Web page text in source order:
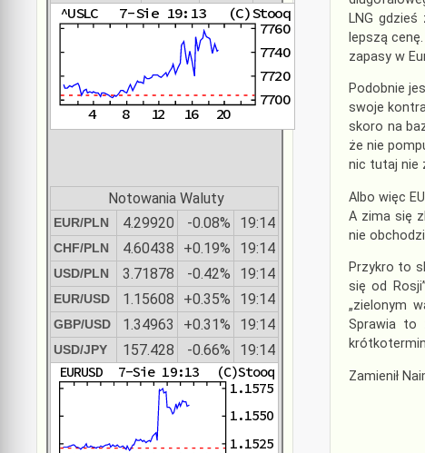
LNG
lepszą
zapasy w
Podobnie
swoje
skoro na
że nie
nic tutaj nie
Albo więc
A zima się
nie
Przykro to
się od
„zielonym
Sprawia to
Zamienił
Notowania Waluty
EUR/PLN 4.29920 -0.08% 19:14
CHF/PLN 4.60438 +0.19% 19:14
USD/PLN 3.71878 -0.42% 19:14
EUR/USD 1.15608 +0.35% 19:14
GBP/USD 1.34963 +0.31% 19:14
USD/JPY 157.428 -0.66% 19:14